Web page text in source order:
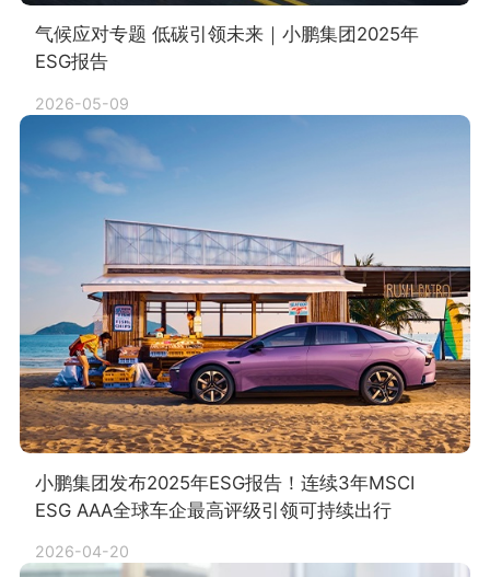
气候应对专题 低碳引领未来｜小鹏集团2025年
ESG报告
2026-05-09
小鹏集团发布2025年ESG报告！连续3年MSCI
ESG AAA全球车企最高评级引领可持续出行
2026-04-20